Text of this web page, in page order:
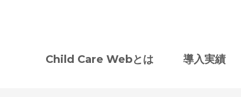
Child Care Webとは 導入実績